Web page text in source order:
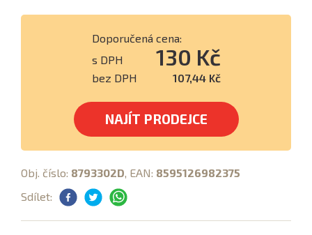
Doporučená cena:
s DPH
130 Kč
bez DPH 107,44 Kč
NAJÍT PRODEJCE
Obj. číslo: 8793302D, EAN: 8595126982375
Sdílet: